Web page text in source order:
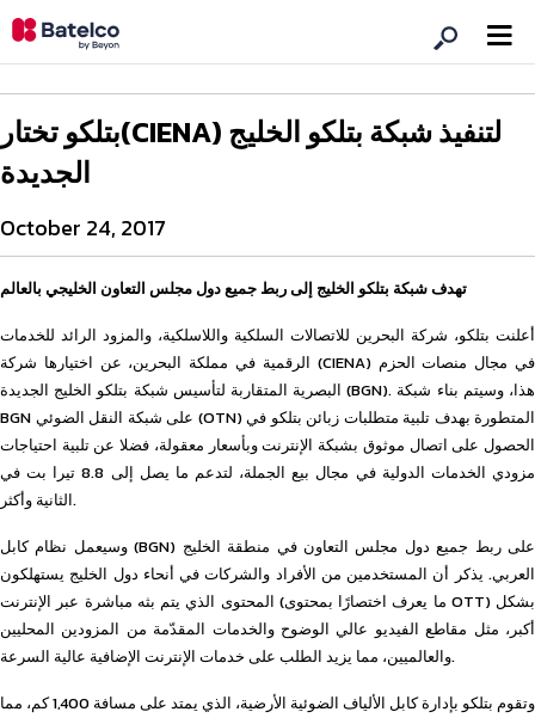
بتلكو تختار(CIENA) لتنفيذ شبكة بتلكو الخليج
الجديدة
October 24, 2017
تهدف شبكة بتلكو الخليج إلى ربط جميع دول مجلس التعاون الخليجي بالعالم
أعلنت بتلكو، شركة البحرين للاتصالات السلكية واللاسلكية، والمزود الرائد للخدمات
الرقمية في مملكة البحرين، عن اختيارها شركة (CIENA) في مجال منصات الحزم
البصرية المتقاربة لتأسيس شبكة بتلكو الخليج الجديدة (BGN). هذا، وسيتم بناء شبكة
BGN على شبكة النقل الضوئي (OTN) المتطورة بهدف تلبية متطلبات زبائن بتلكو في
الحصول على اتصال موثوق بشبكة الإنترنت وبأسعار معقولة، فضلا عن تلبية احتياجات
مزودي الخدمات الدولية في مجال بيع الجملة، لتدعم ما يصل إلى 8.8 تيرا بت في
الثانية وأكثر.
وسيعمل نظام كابل (BGN) على ربط جميع دول مجلس التعاون في منطقة الخليج
العربي. يذكر أن المستخدمين من الأفراد والشركات في أنحاء دول الخليج يستهلكون
المحتوى الذي يتم بثه مباشرة عبر الإنترنت (ما يعرف اختصارًا بمحتوى OTT) بشكل
أكبر، مثل مقاطع الفيديو عالي الوضوح والخدمات المقدّمة من المزودين المحليين
والعالميين، مما يزيد الطلب على خدمات الإنترنت الإضافية عالية السرعة.
وتقوم بتلكو بإدارة كابل الألياف الضوئية الأرضية، الذي يمتد على مسافة 1,400 كم، مما